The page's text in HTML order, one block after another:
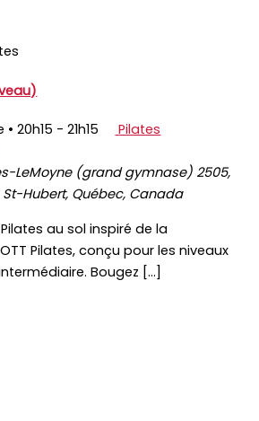
20h15 -21h15
Pilates
LeMoyne (grand gymnase)2505,
St-Hubert, Québec, Canada
au sol inspiré de la
Pilates, conçu pour les niveaux
Bougez […]